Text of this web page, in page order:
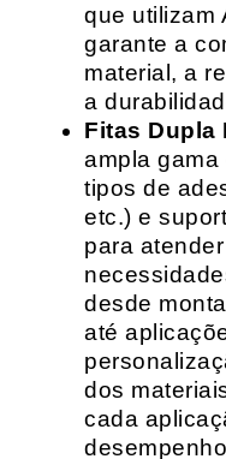
que utilizam
garante a
material, a
a
Fitas Dupla
ampla gama
tipos de
etc.) e
para
desde
até
dos
cada